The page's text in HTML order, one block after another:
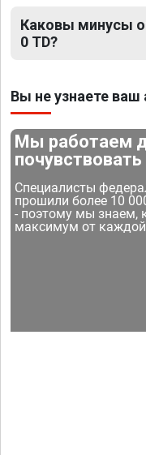
Каковы минусы
0 TD?
Вы не узнаете
Мы работаем
почувствовать
Специалисты
прошили более 10
- поэтому мы знаем,
максимум от